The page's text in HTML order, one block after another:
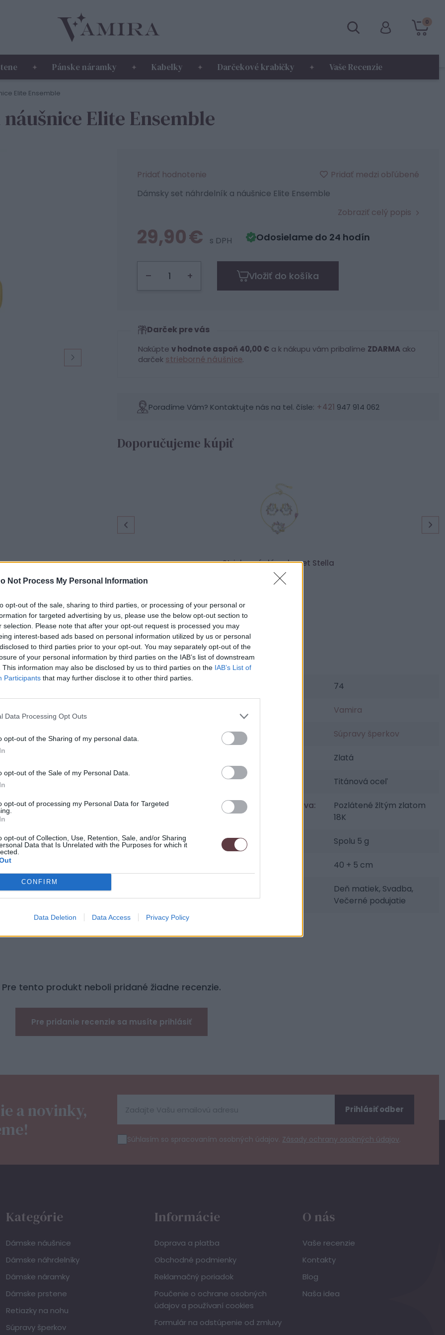
Not Process My Personal Information
opt-out of the sale, sharing to third parties, or processing of your personal or
for targeted advertising by us, please use the below opt-out section to
selection. Please note that after your opt-out request is processed you may
interest-based ads based on personal information utilized by us or personal
to third parties prior to your opt-out. You may separately opt-out of the
of your personal information by third parties on the IAB’s list of downstream
This information may also be disclosed by us to third parties on the IAB’s List of
Participants that may further disclose it to other third parties.
Data Processing Opt Outs
opt-out of the Sharing of my personal data.
opt-out of the Sale of my Personal Data.
opt-out of processing my Personal Data for Targeted
opt-out of Collection, Use, Retention, Sale, and/or Sharing
Data that Is Unrelated with the Purposes for which it
CONFIRM
Data Deletion Data Access Privacy Policy
0
Pánske náramky Kabelky Darčekové krabičky Vaše Recenzie
Elite Ensemble
Elite Ensemble
Pridať hodnotenie
Pridať medzi obľúbené
Dámsky set náhrdelník a náušnice Elite Ensemble
Zobraziť celý popis
29,90 € s DPH Odosielame do 24 hodín
– + Vložiť do košíka
Darček pre vás
Nakúpte v hodnote aspoň 40,00 € a k nákupu vám pribalíme ZDARMA ako
darček strieborné náušnice.
Poradíme Vám? Kontaktujte nás na tel. čísle: +421 947 914 062
Doporučujeme kúpiť
Strieborný dámsky set Stella
59,90 €
a sofistikovaný, pričom jeho dizajn by
zlatom, vďaka čomu jeho povrch
vycibrený vkus a poznajú svoj štýl.
minimalizujú riziko alergických reakcií, a
Parametre
74
Vamira
Kategórie: Súpravy šperkov
Zlatá
Materiál: Titánová oceľ
Povrchová úprava:
Pozlátené žltým zlatom
18K
Váha šperku: Spolu 5 g
40 + 5 cm
Deň matiek, Svadba,
Večerné podujatie
Pre tento produkt neboli pridané žiadne recenzie.
Pre pridanie recenzie sa musíte prihlásiť
a novinky,
Súhlasím so spracovaním osobných údajov. Zásady ochrany osobných údajov.
Prihlásiť odber
Kategórie
Dámske náušnice
Dámske náhrdelníky
Dámske náramky
Dámske prstene
Retiazky na nohu
Súpravy šperkov
Informácie
Doprava a platba
Obchodné podmienky
Reklamačný poriadok
Poučenie o ochrane osobných
údajov a používaní cookies
Formulár na odstúpenie od zmluvy
O nás
Vaše recenzie
Kontakty
Blog
Naša idea